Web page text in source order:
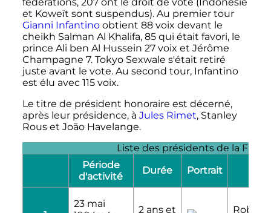
fédérations, 207 ont le droit de vote (Indonésie
et Koweït sont suspendus). Au premier tour
Gianni Infantinoobtient 88 voix devant le
cheikh Salman Al Khalifa, 85 qui était favori, le
prince Ali ben Al Hussein 27 voix et Jérôme
Champagne 7. Tokyo Sexwale s'était retiré
juste avant le vote. Au second tour, Infantino
est élu avec 115 voix.
Le titre de président honoraire est décerné,
après leur présidence, à Jules Rimet, Stanley
Rous et João Havelange.
Liste des présidents de la FIFA
Période
d'activité
Durée Portrait
23 mai
2 ans et
Robert